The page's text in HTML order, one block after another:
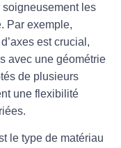
soigneusement les
Par exemple,
est crucial,
avec une géométrie
de plusieurs
une flexibilité
le type de matériau